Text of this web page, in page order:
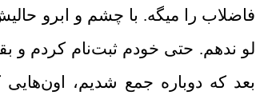
فاضلاب را میگه. با چشم و ابرو
لو ندهم. حتی خودم ثبت‌نام کردم و
بعد که دوباره جمع شدیم،